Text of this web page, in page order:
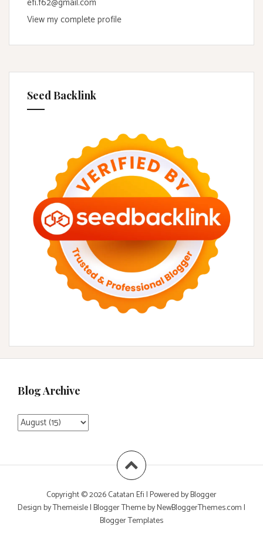
View my complete profile
Seed Backlink
Blog Archive
Copyright ©2026Catatan Efi| Powered byBlogger
Design byThemeisle| Blogger Theme byNewBloggerThemes.com|
Blogger Templates